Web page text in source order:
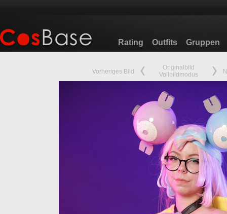
Rating Outfits Gruppen
Vorheriges Bild
Originalbild
Vollbildmodus